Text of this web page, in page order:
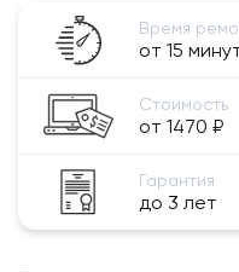
Время
от 15
Стоимость
от 1470 ₽
Гарантия
до 3 лет